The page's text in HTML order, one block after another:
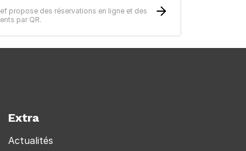
propose des réservations en ligne et des
par QR.
Extra
Actualités